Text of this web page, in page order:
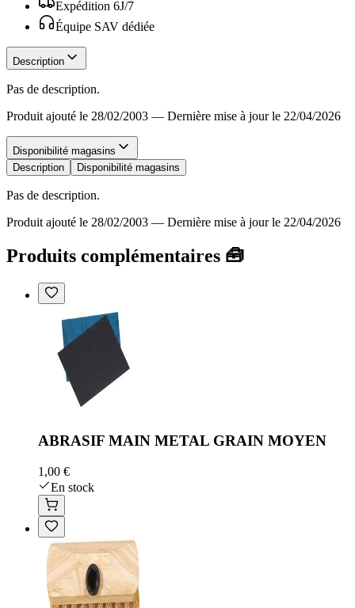
Expédition 6J/7
Équipe SAV dédiée
Description
Pas de description.
Produit ajouté le 28/02/2003 — Dernière mise à jour le 22/04/2026
Disponibilité magasins
Description
Disponibilité magasins
Pas de description.
Produit ajouté le 28/02/2003 — Dernière mise à jour le 22/04/2026
Produits complémentaires 🧰
ABRASIF MAIN METAL GRAIN MOYEN
1,00 €
En stock